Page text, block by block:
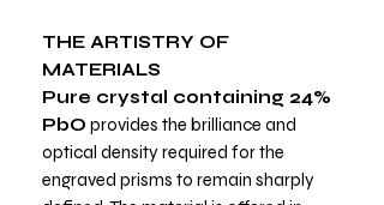
THE ARTISTRY OF
MATERIALS
Pure crystal containing 24%
PbO provides the brilliance and
optical density required for the
engraved prisms to remain sharply